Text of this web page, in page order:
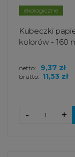
ekologiczne
Kubeczki
kolorów - 160
brutto: 11,53 zł
netto: 9,37 zł
+
-